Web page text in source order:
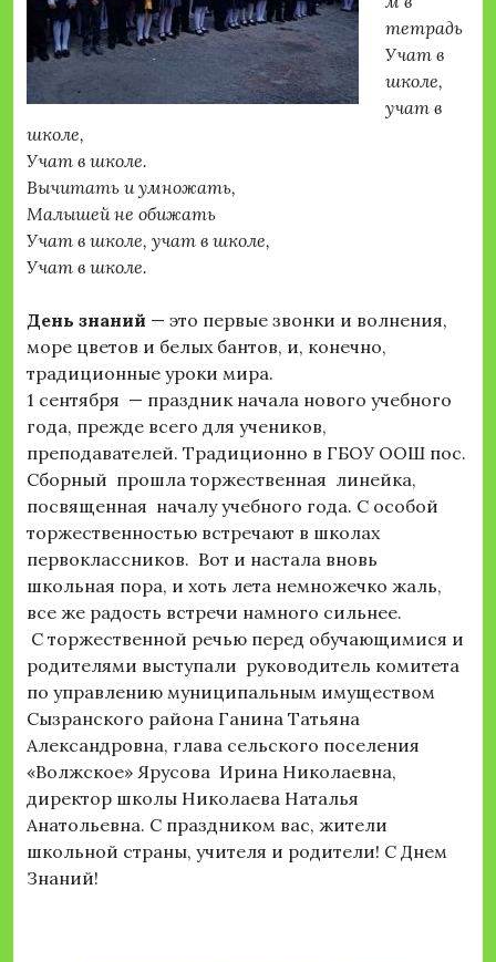
тетрадь
Учат в
школе,
учат в
школе,
Учат в школе.
Вычитать и умножать,
Малышей не обижать
Учат в школе, учат в школе,
Учат в школе.
День знаний — это первые звонки и волнения,
море цветов и белых бантов, и, конечно,
традиционные уроки мира.
1 сентября — праздник начала нового учебного
года, прежде всего для учеников,
преподавателей. Традиционно в ГБОУ ООШ пос.
Сборный прошла торжественная линейка,
посвященная началу учебного года. С особой
торжественностью встречают в школах
первоклассников. Вот и настала вновь
школьная пора, и хоть лета немножечко жаль,
все же радость встречи намного сильнее.
С торжественной речью перед обучающимися и
родителями выступали руководитель комитета
по управлению муниципальным имуществом
Сызранского района Ганина Татьяна
Александровна, глава сельского поселения
«Волжское» Ярусова Ирина Николаевна,
директор школы Николаева Наталья
Анатольевна. С праздником вас, жители
школьной страны, учителя и родители! С Днем
Знаний!